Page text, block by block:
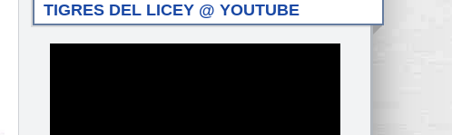
TIGRES DEL LICEY @ YOUTUBE